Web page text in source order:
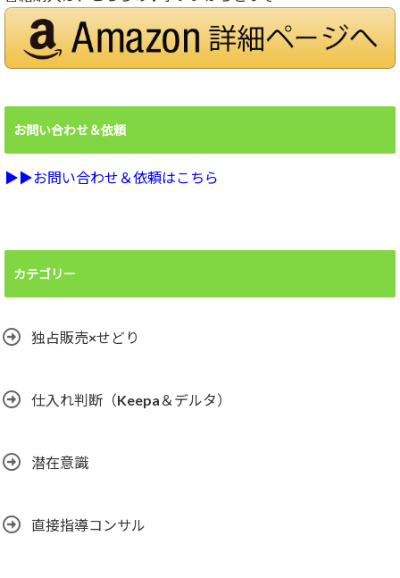
お問い合わせ＆依頼
▶︎▶︎お問い合わせ＆依頼はこちら
カテゴリー
独占販売×せどり
仕入れ判断（Keepa＆デルタ）
潜在意識
直接指導コンサル